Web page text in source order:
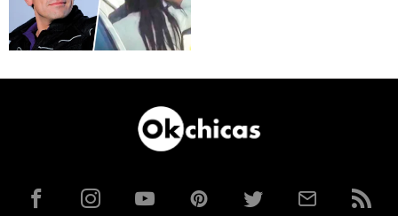
FacebookInstagramYouTubePinterestTwitterCorreoRSS